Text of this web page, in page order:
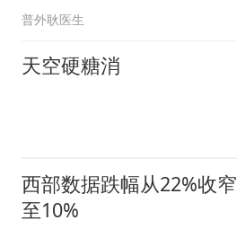
普外耿医生
天空硬糖消
西部数据跌幅从22%收窄
至10%